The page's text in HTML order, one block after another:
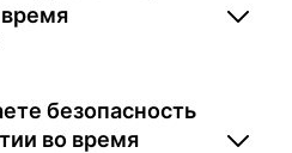
время
безопасность
во время